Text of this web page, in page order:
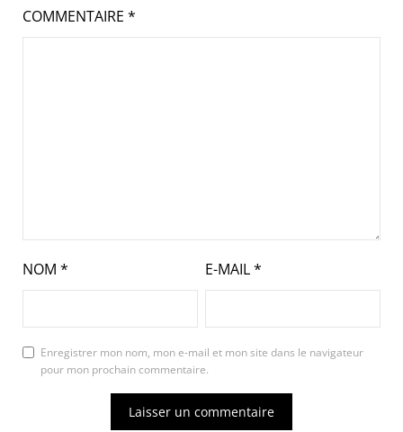
COMMENTAIRE *
NOM * E-MAIL*
Enregistrer mon nom, mon e-mail et mon site dans le navigateur
pour mon prochain commentaire.